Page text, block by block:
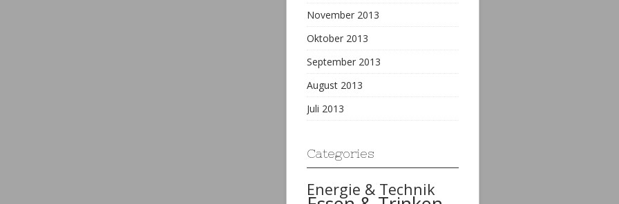
November 2013
Oktober 2013
September 2013
August 2013
Juli 2013
Categories
Energie & Technik